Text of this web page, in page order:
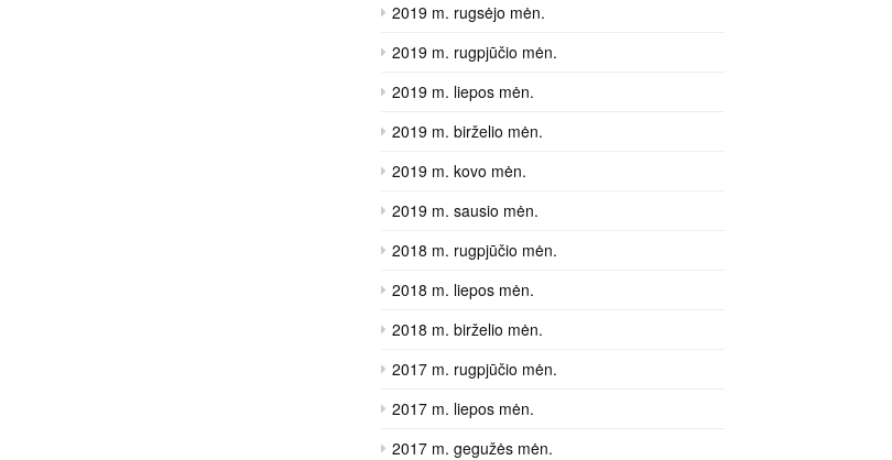
2019 m. rugsėjo mėn.
2019 m. rugpjūčio mėn.
2019 m. liepos mėn.
2019 m. birželio mėn.
2019 m. kovo mėn.
2019 m. sausio mėn.
2018 m. rugpjūčio mėn.
2018 m. liepos mėn.
2018 m. birželio mėn.
2017 m. rugpjūčio mėn.
2017 m. liepos mėn.
2017 m. gegužės mėn.